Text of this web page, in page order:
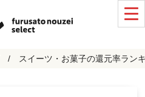
スイーツ・お菓子の還元率ラン